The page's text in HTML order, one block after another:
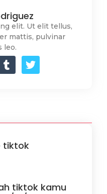
elit. Ut elit tellus,
mattis, pulvinar
leo.
tiktok
tiktok kamu